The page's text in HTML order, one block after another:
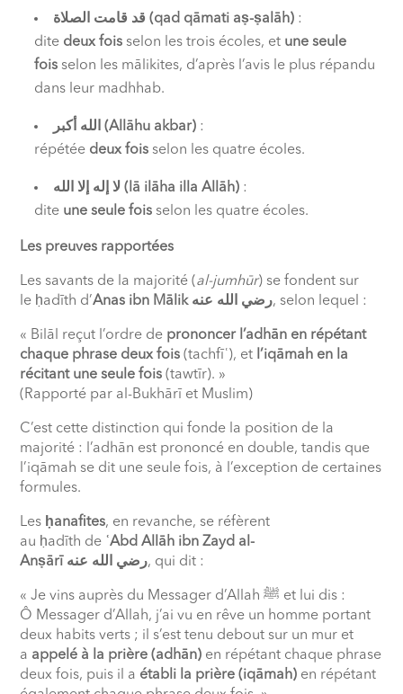
قد قامت الصلاة (qad qāmati aṣ-ṣalāh) :
dite deux fois selon les trois écoles, et une seule
fois selon les mālikites, d’après l’avis le plus répandu
dans leur madhhab.
الله أكبر (Allāhu akbar) :
répétée deux fois selon les quatre écoles.
لا إله إلا الله (lā ilāha illa Allāh) :
dite une seule fois selon les quatre écoles.
Les preuves rapportées
Les savants de la majorité (al-jumhūr) se fondent sur
le ḥadīth d’Anas ibn Mālik رضي الله عنه , selon lequel :
« Bilāl reçut l’ordre de prononcer l’adhān en répétant
chaque phrase deux fois (tachfīʿ), et l’iqāmah en la
récitant une seule fois (tawtīr). »
(Rapporté par al-Bukhārī et Muslim)
C’est cette distinction qui fonde la position de la
majorité : l’adhān est prononcé en double, tandis que
l’iqāmah se dit une seule fois, à l’exception de certaines
formules.
Les ḥanafites, en revanche, se réfèrent
au ḥadīth de ʿAbd Allāh ibn Zayd al-
Anṣārī
رضي الله عنه , qui dit :
« Je vins auprès du Messager d’Allah ﷺ et lui dis :
Ô Messager d’Allah, j’ai vu en rêve un homme portant
deux habits verts ; il s’est tenu debout sur un mur et
a appelé à la prière (adhān) en répétant chaque phrase
deux fois, puis il a établi la prière (iqāmah) en répétant